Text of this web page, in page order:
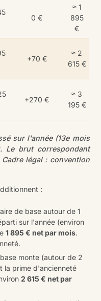
0 €
≈ 1
895
€
+70 €
≈ 2
615 €
+270 €
≈ 3
195 €
sur l'année (13e mois
Le brut correspondant
légal : convention
:
de base autour de 1
sur l'année (environ
1 895 € net par mois.
monte (autour de 2
la prime d'ancienneté
2 615 € net par